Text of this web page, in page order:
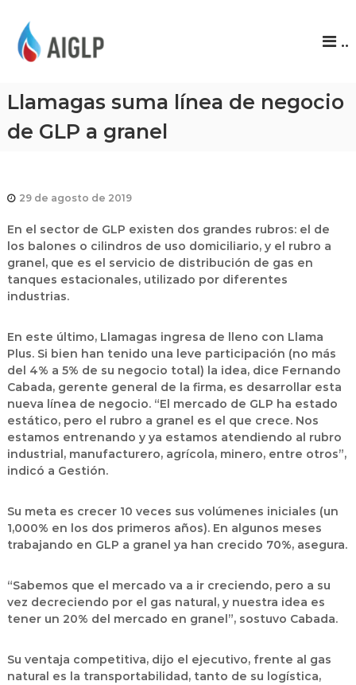
P
..
Llamagas suma línea de negocio
de GLP a granel
29 de agosto de 2019
En el sector de GLP existen dos grandes rubros: el de
los balones o cilindros de uso domiciliario, y el rubro a
granel, que es el servicio de distribución de gas en
tanques estacionales, utilizado por diferentes
industrias.
En este último, Llamagas ingresa de lleno con Llama
Plus. Si bien han tenido una leve participación (no más
del 4% a 5% de su negocio total) la idea, dice Fernando
Cabada, gerente general de la firma, es desarrollar esta
nueva línea de negocio. “El mercado de GLP ha estado
estático, pero el rubro a granel es el que crece. Nos
estamos entrenando y ya estamos atendiendo al rubro
industrial, manufacturero, agrícola, minero, entre otros”,
indicó a Gestión.
Su meta es crecer 10 veces sus volúmenes iniciales (un
1,000% en los dos primeros años). En algunos meses
trabajando en GLP a granel ya han crecido 70%, asegura.
“Sabemos que el mercado va a ir creciendo, pero a su
vez decreciendo por el gas natural, y nuestra idea es
tener un 20% del mercado en granel”, sostuvo Cabada.
Su ventaja competitiva, dijo el ejecutivo, frente al gas
natural es la transportabilidad, tanto de su logística,